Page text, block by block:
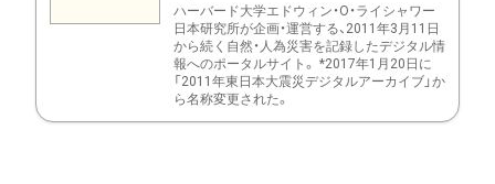
ハーバード大学エドウィン・O・ライシャワー
日本研究所が企画・運営する、2011年3月11日
から続く自然・人為災害を記録したデジタル情
報へのポータルサイト。 *2017年1月20日に
「2011年東日本大震災デジタルアーカイブ」か
ら名称変更された。